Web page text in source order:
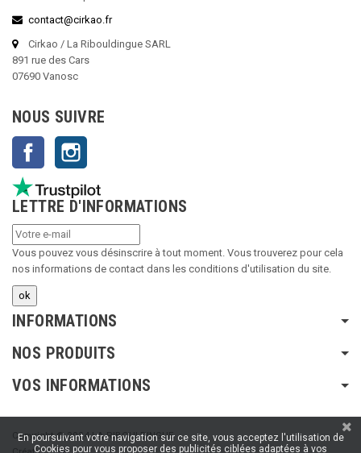
contact@cirkao.fr
Cirkao / La Ribouldingue SARL
891 rue des Cars
07690 Vanosc
NOUS SUIVRE
Facebook
LETTRE D'INFORMATIONS
Vous pouvez vous désinscrire à tout moment. Vous trouverez pour cela
nos informations de contact dans les conditions d'utilisation du site.
INFORMATIONS
NOS PRODUITS
VOS INFORMATIONS
Copyright © 2024 LA RIBOULDINGUE
En poursuivant votre navigation sur ce site, vous acceptez l'utilisation de
Cookies pour vous proposer des publicités ciblées adaptées à vos